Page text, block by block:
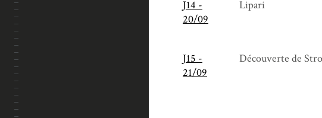
J14 -
20/09
Lipari
J15 -
21/09
Découverte de